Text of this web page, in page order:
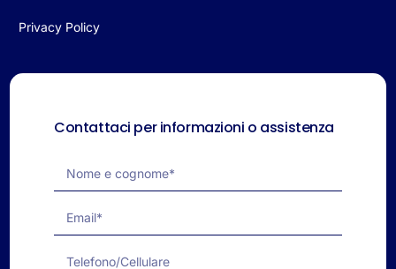
Privacy Policy
Contattaci per informazioni o assistenza